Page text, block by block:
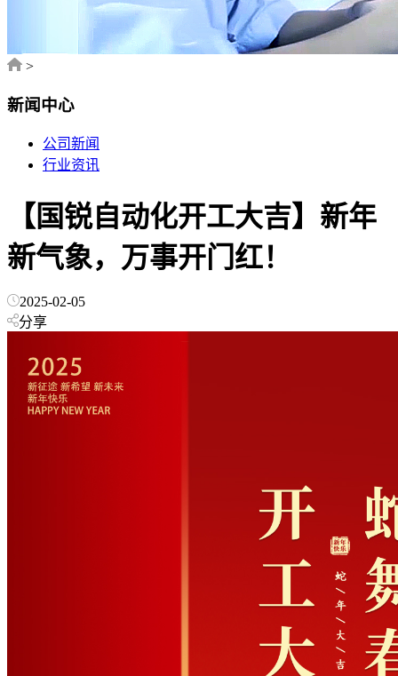
>
新闻中心
公司新闻
行业资讯
【国锐自动化开工大吉】新年
新气象，万事开门红！
2025-02-05
分享